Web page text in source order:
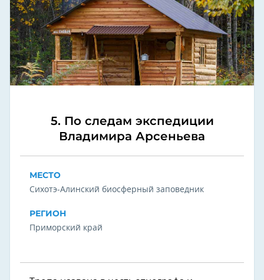
5. По следам экспедиции
Владимира Арсеньева
МЕСТО
Сихотэ-Алинский биосферный заповедник
РЕГИОН
Приморский край